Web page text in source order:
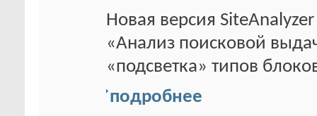
Новая версия
«Анализ поисковой
«подсветка» типов
подробнее